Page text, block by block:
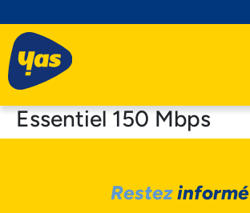
Essentiel 150 Mbps
Restezinformé